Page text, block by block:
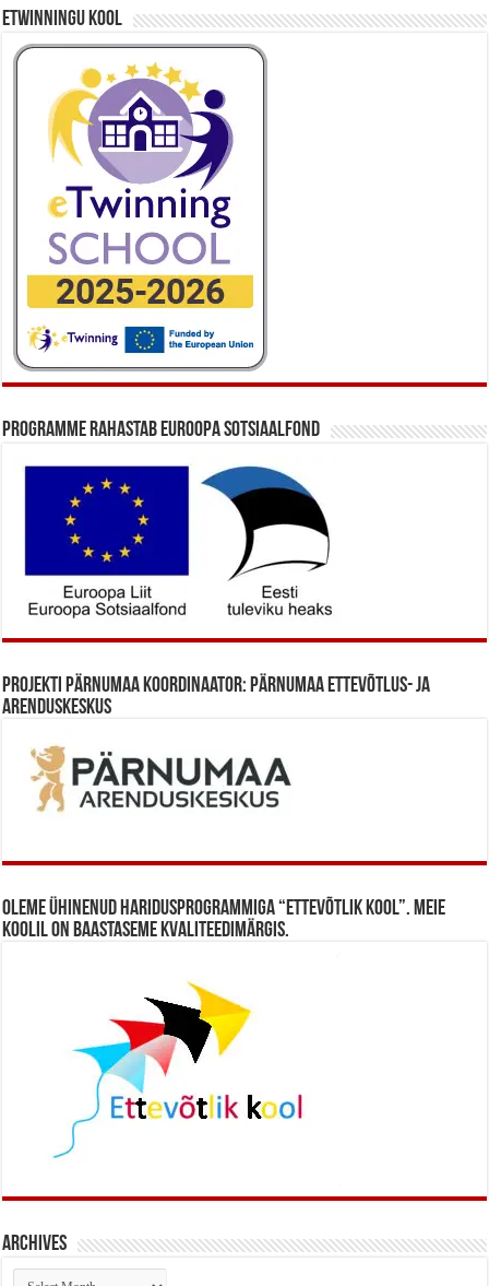
eTwinningu kool
Programme rahastab Euroopa Sotsiaalfond
Projekti Pärnumaa koordinaator: Pärnumaa Ettevõtlus- ja
Arenduskeskus
Oleme ühinenud haridusprogrammiga “Ettevõtlik Kool”. Meie
koolil on baastaseme kvaliteedimärgis.
Archives
Archives